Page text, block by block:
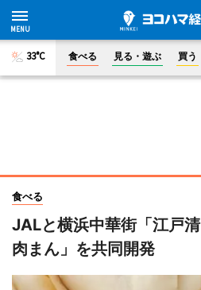
33°C 食べる 見る・遊ぶ 買う
食べる
JALと横浜中華街「江戸
肉まん」を共同開発